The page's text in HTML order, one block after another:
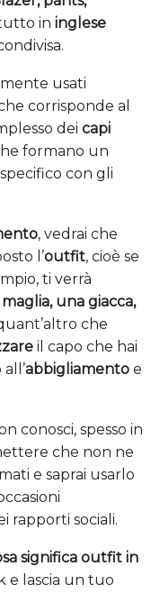
in inglese
usati
corrisponde al
dei capi
formano un
specifico con gli
, vedrai che
l’outfit, cioè se
ti verrà
maglia, una giacca,
che
il capo che hai
abbigliamento e
conosci, spesso in
che non ne
e saprai usarlo
rapporti sociali.
significa outfit in
e lascia un tuo